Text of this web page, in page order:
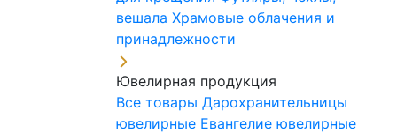
вешала Храмовые облачения и
принадлежности
Ювелирная продукция
Все товары Дарохранительницы
ювелирные Евангелие ювелирные